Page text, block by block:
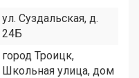
ул. Суздальская, д.
24Б
город Троицк,
Школьная улица, дом